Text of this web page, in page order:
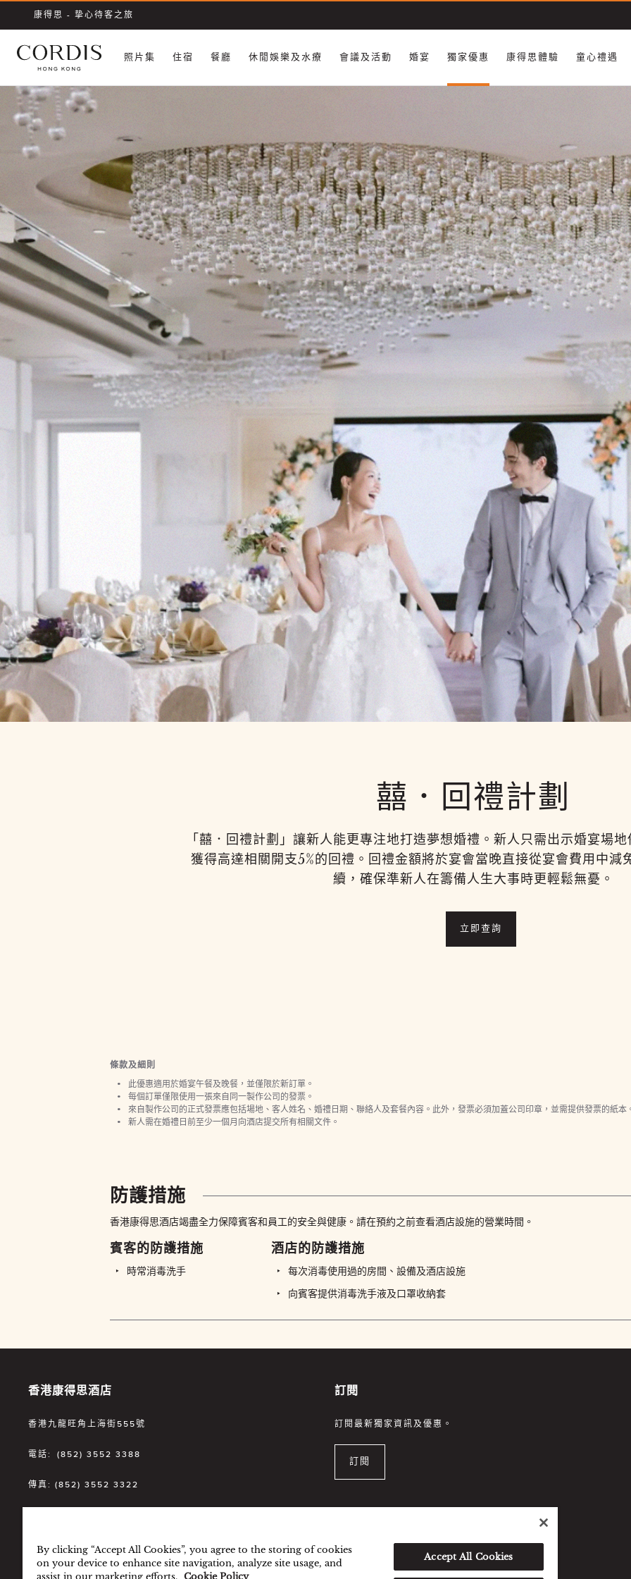
康得思 - 挚心待客之旅
照片集 ​住宿 餐廳 休閒娛樂及水療 會議及活動 婚宴 獨家優惠 康得思體驗 童心禮遇
囍．回禮計劃
「囍．回禮計劃」讓新人能更專注地打造夢想婚禮。新人只需出示婚宴場
獲得高達相關開支5%的回禮。回禮金額將於宴會當晚直接從宴會費用中減
續，確保準新人在籌備人生大事時更輕鬆無憂。
立即查詢
條款及細則
此優惠適用於婚宴午餐及晚餐，並僅限於新訂單。
每個訂單僅限使用一張來自同一製作公司的發票。
來自製作公司的正式發票應包括場地、客人姓名、婚禮日期、聯絡人及套餐內容。此外，發票必須加蓋公司印章，並需提供發票的紙本
新人需在婚禮日前至少一個月向酒店提交所有相關文件。
防護措施
香港康得思酒店竭盡全力保障賓客和員工的安全與健康。請在預約之前查看酒店設施的營業時間。
賓客的防護措施
時常消毒洗手
酒店的防護措施
每次消毒使用過的房間、設備及酒店設施
向賓客提供消毒洗手液及口罩收納套
香港康得思酒店
香港九龍旺角上海街555號
電話: (852) 3552 3388
傳真: (852) 3552 3322
訂閱
訂閱最新獨家資訊及優惠。
訂閱
By clicking “Accept All Cookies”, you agree to the storing of cookies
on your device to enhance site navigation, analyze site usage, and
assist in our marketing efforts. Cookie Policy
Accept All Cookies